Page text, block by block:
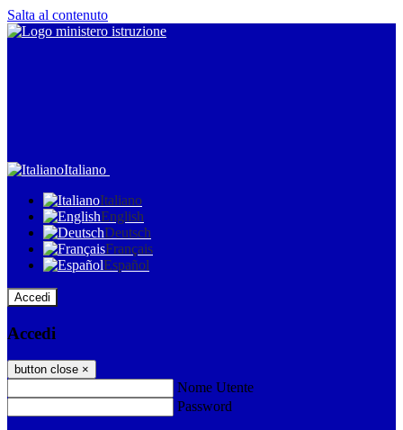
Salta al contenuto
Italiano
Italiano
English
Deutsch
Français
Español
Accedi
Accedi
button close ×
Nome Utente
Password